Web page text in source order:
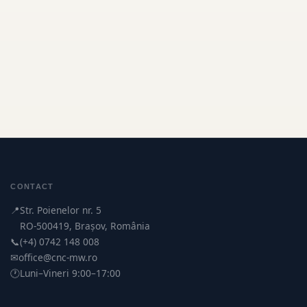
CONTACT
📍Str. Poienelor nr. 5
RO-500419, Brașov, România
📞(+4) 0742 148 008
✉office@cnc-mw.ro
🕐Luni–Vineri 9:00–17:00